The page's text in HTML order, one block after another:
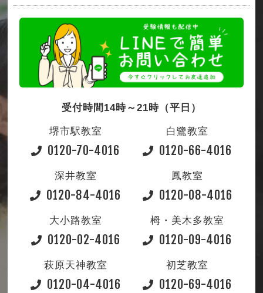
受付時間14時～21時（平日）
堺市駅教室
0120-70-4016
白鷺教室
0120-66-4016
深井教室
0120-84-4016
鳳教室
0120-08-4016
大小路教室
0120-02-4016
栂・美木多教室
0120-09-4016
萩原天神教室
0120-04-4016
初芝教室
0120-69-4016